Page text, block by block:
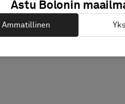
Astu Bolonin
Ammatillinen